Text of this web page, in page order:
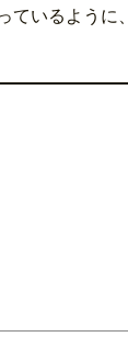
ているように、